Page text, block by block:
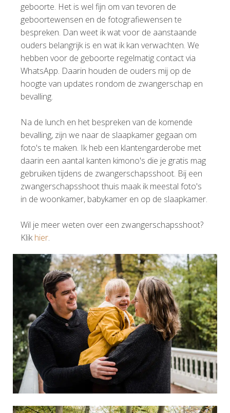
geboorte. Het is wel fijn om van tevoren de
geboortewensen en de fotografiewensen te
bespreken. Dan weet ik wat voor de aanstaande
ouders belangrijk is en wat ik kan verwachten. We
hebben voor de geboorte regelmatig contact via
WhatsApp. Daarin houden de ouders mij op de
hoogte van updates rondom de zwangerschap en
bevalling.
Na de lunch en het bespreken van de komende
bevalling, zijn we naar de slaapkamer gegaan om
foto's te maken. Ik heb een klantengarderobe met
daarin een aantal kanten kimono's die je gratis mag
gebruiken tijdens de zwangerschapsshoot. Bij een
zwangerschapsshoot thuis maak ik meestal foto's
in de woonkamer, babykamer en op de slaapkamer.
Wil je meer weten over een zwangerschapsshoot?
Klikhier.